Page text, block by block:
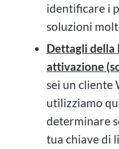
identificare i
soluzioni
Dettagli della
attivazione
sei un cliente
utilizziamo
determinare
tua chiave di